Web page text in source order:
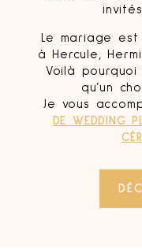
Le mariage
à Hercule,
Voilà
qu’un
Je vous
DE WEDDING